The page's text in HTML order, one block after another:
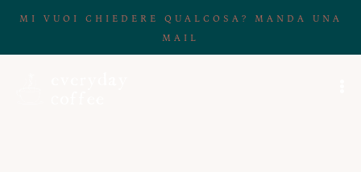
MI VUOI CHIEDERE QUALCOSA? MANDA UNA
MAIL